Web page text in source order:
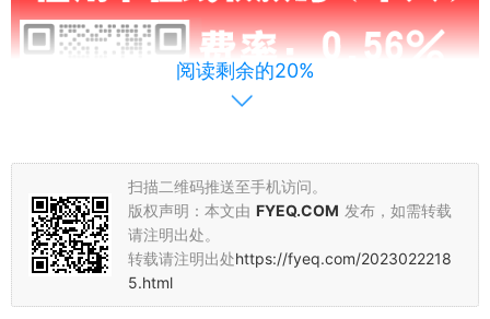
申请pos机流程：
阅读剩余的20%
扫描二维码推送至手机访问。
版权声明：本文由 FYEQ.COM 发布，如需转载
请注明出处。
转载请注明出处https://fyeq.com/2023022218
5.html